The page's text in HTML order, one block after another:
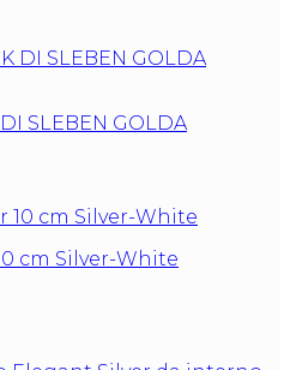
SLEBEN GOLDA
cm Silver-White